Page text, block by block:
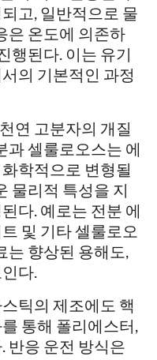
고, 일반적으로 물
은 온도에 의존하
행된다. 이는 유기
의 기본적인 과정
연 고분자의 개질
과 셀룰로오스는 에
학적으로 변형될
물리적 특성을 지
다. 예로는 전분 에
및 기타 셀룰로오
는 향상된 용해도,
다.
틱의 제조에도 핵
통해 폴리에스터,
반응 운전 방식은